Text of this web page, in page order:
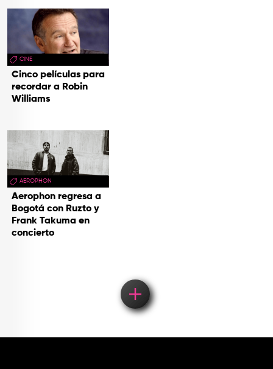
CINE
Cinco películas para
recordar a Robin
Williams
AEROPHON
Aerophon regresa a
Bogotá con Ruzto y
Frank Takuma en
concierto